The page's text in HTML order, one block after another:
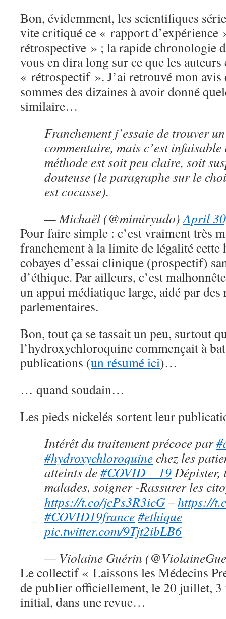
Bon, évidemment, les scientifiques
vite critiqué ce « rapport d’expérience
rétrospective » ; la rapide chronologie
vous en dira long sur ce que les auteurs
« rétrospectif ». J’ai retrouvé mon avis
sommes des dizaines à avoir donné
similaire…
Franchement j’essaie de trouver
commentaire, mais c’est
méthode est soit peu claire, soit
douteuse (le paragraphe sur le
est cocasse).
— Michaël (@mimiryudo)April
Pour faire simple : c’est vraiment très
franchement à la limite de légalité cette
cobayes d’essai clinique (prospectif)
d’éthique. Par ailleurs, c’est
un appui médiatique large, aidé par des
parlementaires.
Bon, tout ça se tassait un peu, surtout
l’hydroxychloroquine commençait à
publications (un résumé ici)…
… quand soudain…
Les pieds nickelés sortent leur
Intérêt du traitement précoce par
#hydroxychloroquinechez les
atteints de#COVID__19Dépister,
malades, soigner -Rassurer les
https://t.co/jcPs3R3icG–https://
#COVID19france#ethique
pic.twitter.com/9Tjt2ibLB6
— Violaine Guérin
Le collectif « Laissons les Médecins
de publier officiellement, le 20 juillet, 3
initial, dans une revue…